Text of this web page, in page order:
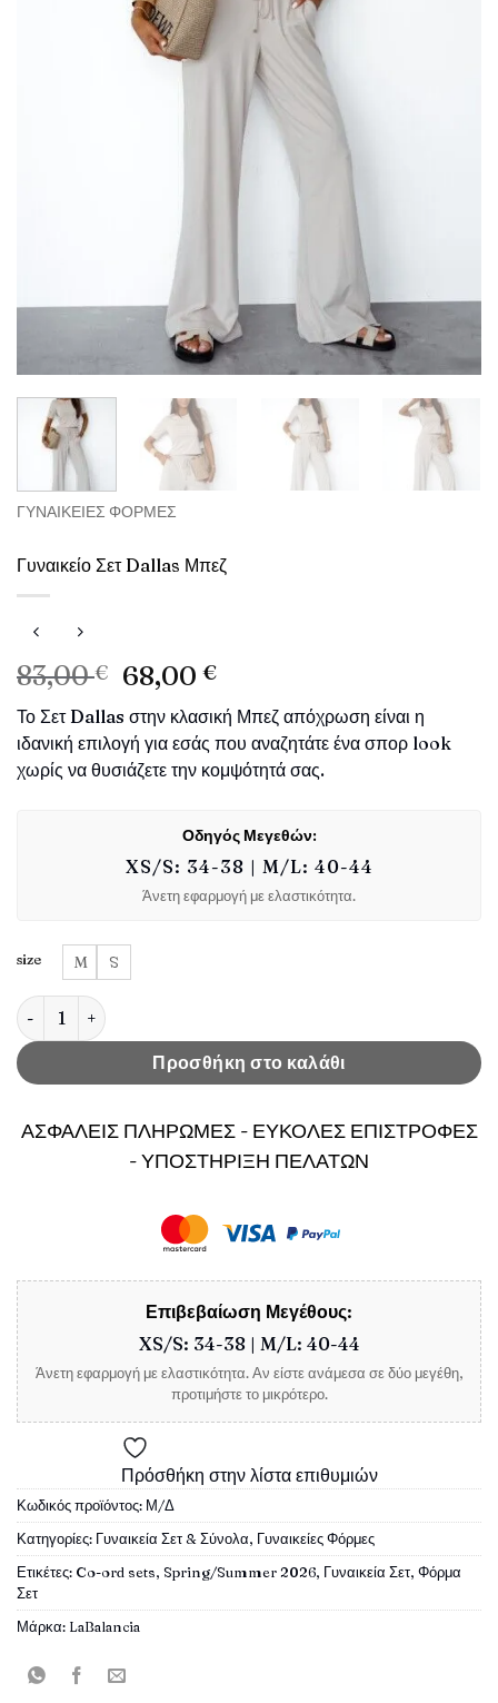
ΓΥΝΑΙΚΕΊΕΣ ΦΌΡΜΕΣ
Γυναικείο Σετ Dallas Μπεζ
83,00€
Original
price
was:
83,00 €.
68,00€Η
τρέχουσα
τιμή
είναι:
68,00 €.
Το Σετ Dallas στην κλασική Μπεζ απόχρωση είναι η
ιδανική επιλογή για εσάς που αναζητάτε ένα σπορ look
χωρίς να θυσιάζετε την κομψότητά σας.
Οδηγός Μεγεθών:
XS/S: 34-38 | M/L: 40-44
Άνετη εφαρμογή με ελαστικότητα.
size M S
Γυναικείο Σετ Dallas Μπεζ ποσότητα
Προσθήκη στο καλάθι
ΑΣΦΑΛΕΙΣ ΠΛΗΡΩΜΕΣ - ΕΥΚΟΛΕΣ ΕΠΙΣΤΡΟΦΕΣ
- ΥΠΟΣΤΗΡΙΞΗ ΠΕΛΑΤΩΝ
Επιβεβαίωση Μεγέθους:
XS/S: 34-38 | M/L: 40-44
Άνετη εφαρμογή με ελαστικότητα. Αν είστε ανάμεσα σε δύο μεγέθη,
προτιμήστε το μικρότερο.
Πρόσθήκη στην λίστα επιθυμιών
Κωδικός προϊόντος: Μ/Δ
Κατηγορίες: Γυναικεία Σετ & Σύνολα, Γυναικείες Φόρμες
Ετικέτες: Co-ord sets, Spring/Summer 2026, Γυναικεία Σετ, Φόρμα
Σετ
Μάρκα: LaBalancia